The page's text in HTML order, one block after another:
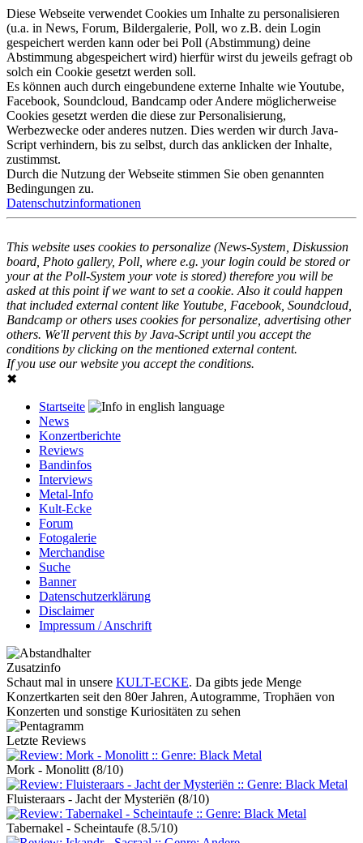
Diese Webseite verwendet Cookies um Inhalte zu personalisieren
(u.a. in News, Forum, Bildergalerie, Poll, wo z.B. dein Login
gespeichert werden kann oder bei Poll (Abstimmung) deine
Abstimmung abgespeichert wird) hierfür wirst du jeweils gefragt ob
solch ein Cookie gesetzt werden soll.
Es können auch durch eingebundene externe Inhalte wie Youtube,
Facebook, Soundcloud, Bandcamp oder Andere möglicherweise
Cookies gesetzt werden die diese zur Personalisierung,
Werbezwecke oder anderes nutzen. Dies werden wir durch Java-
Script verhindern, bis zu selbst, durch das anklicken der Inhalte,
zustimmst.
Durch die Nutzung der Webseite stimmen Sie oben genannten
Bedingungen zu.
Datenschutzinformationen
This website uses cookies to personalize (News-System, Diskussion
board, Photo gallery, Poll, where e.g. your login could be stored or
your at the Poll-System your vote is stored) therefore you will be
asked at this point if we want to set a cookie. Also it could happen
that included external content like Youtube, Facebook, Soundcloud,
Bandcamp or others uses cookies for personalize, advertising other
others. We'll pervent this by Java-Script until you accept the
conditions by clicking on the mentioned external content.
If you use our website you accept the conditions.
✖
Startseite
News
Konzertberichte
Reviews
Bandinfos
Interviews
Metal-Info
Kult-Ecke
Forum
Fotogalerie
Merchandise
Suche
Banner
Datenschutzerklärung
Disclaimer
Impressum / Anschrift
Zusatzinfo
Schaut mal in unsere KULT-ECKE. Da gibts jede Menge
Konzertkarten seit den 80er Jahren, Autogramme, Trophäen von
Konzerten und sonstige Kuriositäten zu sehen
Letzte Reviews
Mork - Monolitt (8/10)
Fluisteraars - Jacht der Mysteriën (8/10)
Tabernakel - Scheintaufe (8.5/10)